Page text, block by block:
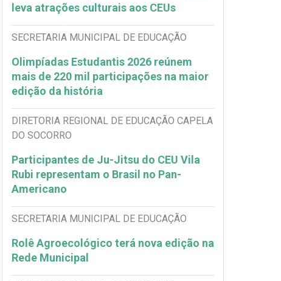
leva atrações culturais aos CEUs
SECRETARIA MUNICIPAL DE EDUCAÇÃO
Olimpíadas Estudantis 2026 reúnem
mais de 220 mil participações na maior
edição da história
DIRETORIA REGIONAL DE EDUCAÇÃO CAPELA
DO SOCORRO
Participantes de Ju-Jitsu do CEU Vila
Rubi representam o Brasil no Pan-
Americano
SECRETARIA MUNICIPAL DE EDUCAÇÃO
Rolê Agroecológico terá nova edição na
Rede Municipal